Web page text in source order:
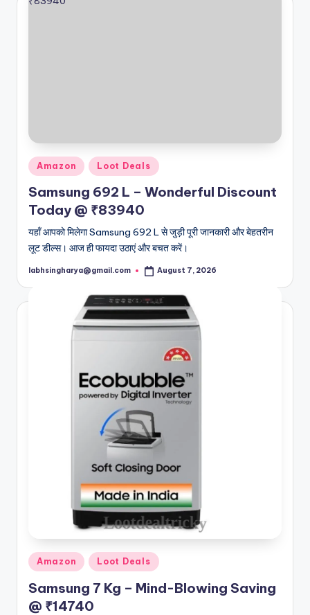
Posted
in
Amazon Loot Deals
Samsung 692 L – Wonderful Discount
Today @ ₹83940
यहाँ आपको मिलेगा Samsung 692 L से जुड़ी पूरी जानकारी और बेहतरीन
लूट डील्स। आज ही फायदा उठाएं और बचत करें।
Posted
labhsingharya@gmail.com August 7, 2026
Posted
in
Amazon Loot Deals
Samsung 7 Kg – Mind-Blowing Saving
@ ₹14740